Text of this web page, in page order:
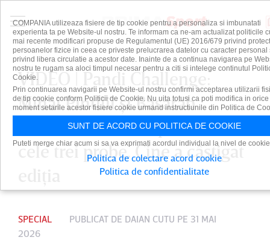
VIDEO | Pandi Challenge:
Mihai Pintilii şi Basarab
Panduru au făcut spectacol în
cele trei probe. Cine a câştigat
SPECIAL PUBLICAT DE DAIAN CUTU PE 31 MAI
2026
COMPANIA utilizeaza fisiere de tip cookie pentru a personaliza si imbunatati
experienta ta pe Website-ul nostru. Te informam ca ne-am actualizat politicile
mai recente modificari propuse de Regulamentul (UE) 2016/679 privind
persoanelor fizice in ceea ce priveste prelucrarea datelor cu caracter personal
privind libera circulatie a acestor date. Inainte de a continua navigarea pe
nostru te rugam sa aloci timpul necesar pentru a citi si intelege continutul
Cookie.
Prin continuarea navigarii pe Website-ul nostru confirmi acceptarea utilizarii
de tip cookie conform Politicii de Cookie. Nu uita totusi ca poti modifica in orice
moment setarile acestor fisiere cookie urmand instructiunile din Politica de
SUNT DE ACORD CU POLITICA DE COOKIE
Puteti merge chiar acum si sa va exprimati acordul individual la nivel de
Politica de colectare acord cookie
Politica de confidentialitate